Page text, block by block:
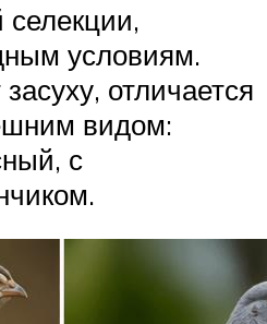
селекции,
условиям.
отличается
видом:
с